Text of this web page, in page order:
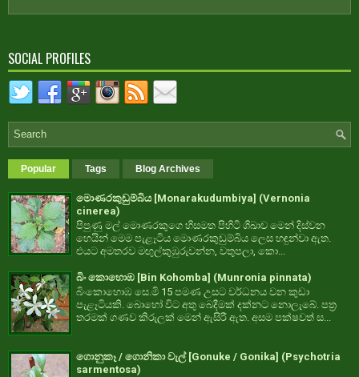
SOCIAL PROFILES
Popular Tags Blog Archives
මොණරකුඩුම්බිය [Monarakudumbiya] (Vernonia
cinerea)
පිපුණු මල් මොණරකුගෙ හිසමත පිහිටි ශිඛාව මෙන් දිස්වන
හෙයින් මෙම පැළෑටිය මොණරකුඩුම්බිය ලෙස හඳුන්වා ඇත.
එයට අමතරව මඟුල්කුඹුරුවන්න, වතුපලා, කො...
බිං කොහොඹ [Bin Kohomba] (Munronia pinnata)
බිංකොහොඹ සෙ.මි 15 පමණ උසට වර්ධනය වන කුඩා
පැළෑටියකි. බොහෝ විට අතු බෙදීමක් දක්නට නොලැබේ. පත්‍ර
තරමක් ගණව කිරුලක් මෙන් ඇසිරී ඇත. අසම පක්ෂවත් ස...
ගොනුකෑ / ගොනිකා වැල් [Gonuke / Gonika] (Psychotria
sarmentosa)